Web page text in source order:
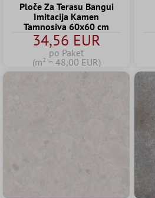
Ploče Za Terasu Bangui
Imitacija Kamen
Tamnosiva 60x60 cm
34,56 EUR
po Paket
(m² = 48,00 EUR)